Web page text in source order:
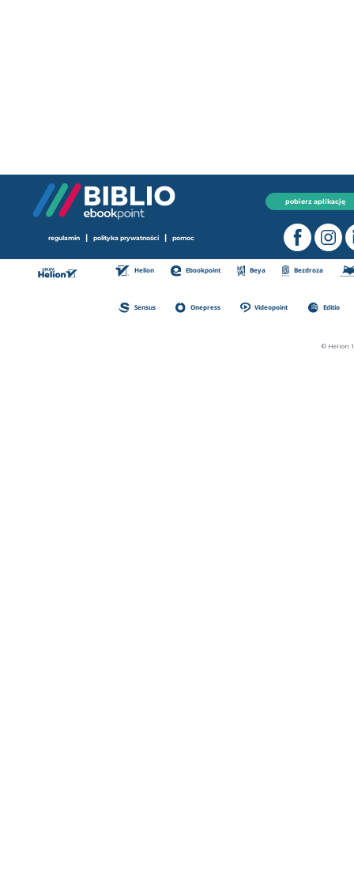
pobierz aplikację
regulamin | polityka prywatności | pomoc
Helion Ebookpoint Beya Bezdroza
Sensus Onepress Videopoint Editio
© Helion